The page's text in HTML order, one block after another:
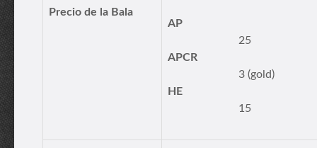
Precio de la Bala
AP
25
APCR
3 (gold)
HE
15